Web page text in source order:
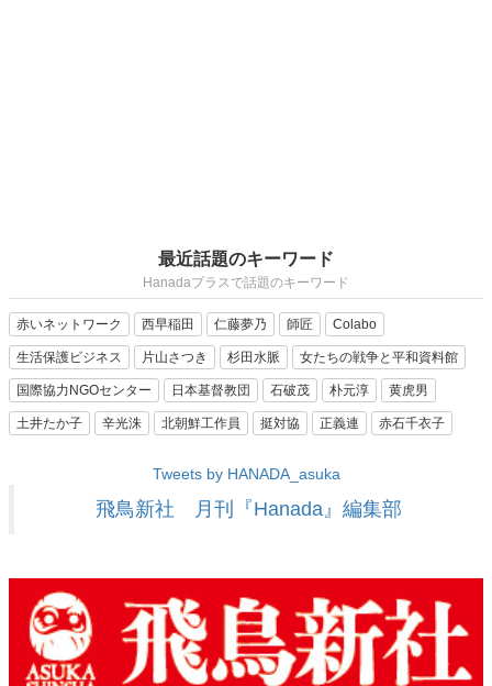
最近話題のキーワード
Hanadaプラスで話題のキーワード
赤いネットワーク 西早稲田 仁藤夢乃 師匠 Colabo
生活保護ビジネス 片山さつき 杉田水脈 女たちの戦争と平和資料館
国際協力NGOセンター 日本基督教団 石破茂 朴元淳 黄虎男
土井たか子 辛光洙 北朝鮮工作員 挺対協 正義連 赤石千衣子
Tweets by HANADA_asuka
飛鳥新社 月刊『Hanada』編集部